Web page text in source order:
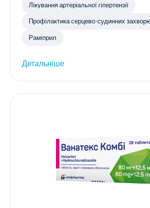
Лікування артеріальної гіпертензії
Профілактика серцево-судинних
Раміприл
Детальніше